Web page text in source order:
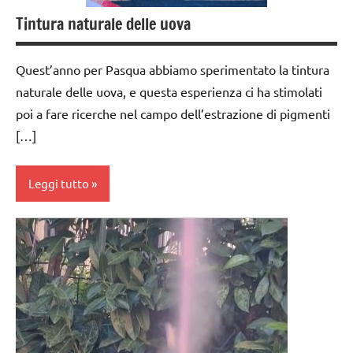
anni
dai
GUIDA
DIDATTICA
LAVORETTI
di
consumo
fai da te
modellaggio
Pasqua
Tintura naturale delle uova
Quest’anno per Pasqua abbiamo sperimentato la tintura
naturale delle uova, e questa esperienza ci ha stimolati
poi a fare ricerche nel campo dell’estrazione di pigmenti
[…]
Leggi tutto
ARTE
IMMAGINE
cucinare
dai
3 ai
6